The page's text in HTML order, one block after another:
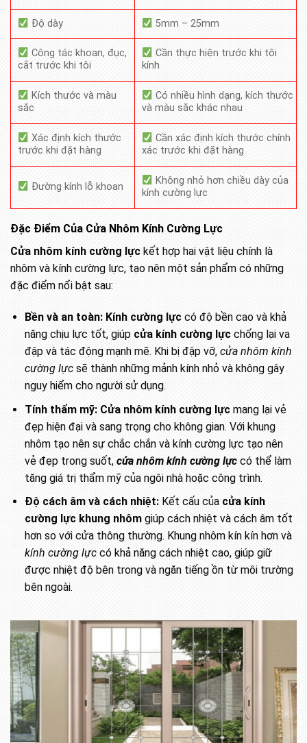
Độ dày 5mm – 25mm
Công tác khoan, đục,
cắt trước khi tôi
Cần thực hiện trước khi tôi
kính
Kích thước và màu
sắc
Có nhiều hình dạng, kích thước
và màu sắc khác nhau
Xác định kích thước
trước khi đặt hàng
Cần xác định kích thước chính
xác trước khi đặt hàng
Đường kính lỗ khoan
Không nhỏ hơn chiều dày của
kính cường lực
Đặc Điểm Của Cửa Nhôm Kính Cường Lực
Cửa nhôm kính cường lực kết hợp hai vật liệu chính là
nhôm và kính cường lực, tạo nên một sản phẩm có những
đặc điểm nổi bật sau:
Bền và an toàn: Kính cường lựccó độ bền cao và khả
năng chịu lực tốt, giúpcửa kính cường lựcchống lại va
đập và tác động mạnh mẽ. Khi bị đập vỡ, cửa nhôm kính
cường lựcsẽ thành những mảnh kính nhỏ và không gây
nguy hiểm cho người sử dụng.
Tính thẩm mỹ: Cửa nhôm kính cường lựcmang lại vẻ
đẹp hiện đại và sang trọng cho không gian. Với khung
nhôm tạo nên sự chắc chắn và kính cường lực tạo nên
vẻ đẹp trong suốt,cửa nhôm kính cường lựccó thể làm
tăng giá trị thẩm mỹ của ngôi nhà hoặc công trình.
Độ cách âm và cách nhiệt:Kết cấu của cửa kính
cường lực khung nhômgiúp cách nhiệt và cách âm tốt
hơn so với cửa thông thường. Khung nhôm kín kín hơn và
kính cường lựccó khả năng cách nhiệt cao, giúp giữ
được nhiệt độ bên trong và ngăn tiếng ồn từ môi trường
bên ngoài.